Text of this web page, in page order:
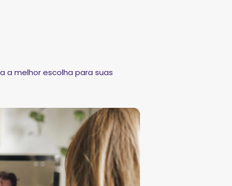
a melhor escolha para suas